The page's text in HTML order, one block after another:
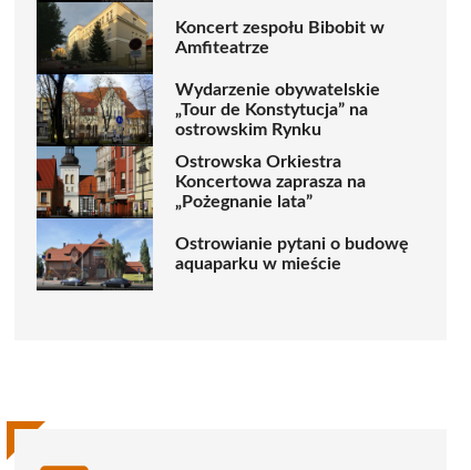
Koncert zespołu Bibobit w
Amfiteatrze
Wydarzenie obywatelskie
„Tour de Konstytucja” na
ostrowskim Rynku
Ostrowska Orkiestra
Koncertowa zaprasza na
„Pożegnanie lata”
Ostrowianie pytani o budowę
aquaparku w mieście